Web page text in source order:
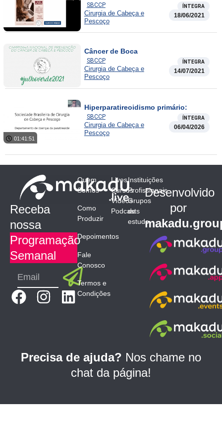
SBCCP ÍNTEGRA
Cirurgia de Cabeça e
Pescoço
18/06/2021
Câncer de Boca
SBCCP ÍNTEGRA
Cirurgia de Cabeça e
Pescoço
14/07/2021
01:41:51
Hiperparatireoidismo primário:
SBCCP ÍNTEGRA
Cirurgia de Cabeça e
Pescoço
06/04/2026
Receba
nossa
Programação
Semanal
Email Submit
F
b
k
I
a
a
L
e
d
n
Quem
Somos
Como
Produzir
Depoimentos
Fale
Conosco
Termos e
Condições
Lives
Cursos
Vídeos
Podcasts
Instituições
Profissionais
Grupos
de
estudo
Desenvolvido
por
Precisa de ajuda? Nos chame no
chat da página!